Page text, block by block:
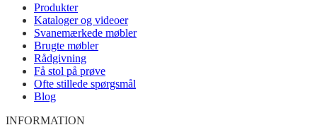
Produkter
Kataloger og videoer
Svanemærkede møbler
Brugte møbler
Rådgivning
Få stol på prøve
Ofte stillede spørgsmål
Blog
INFORMATION